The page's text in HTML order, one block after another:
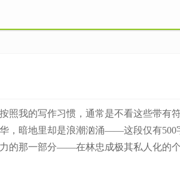
我的写作习惯，通常是不看这些带有
，暗地里却是浪潮汹涌——这段仅有
的那一部分——在林忠成极其私人化的